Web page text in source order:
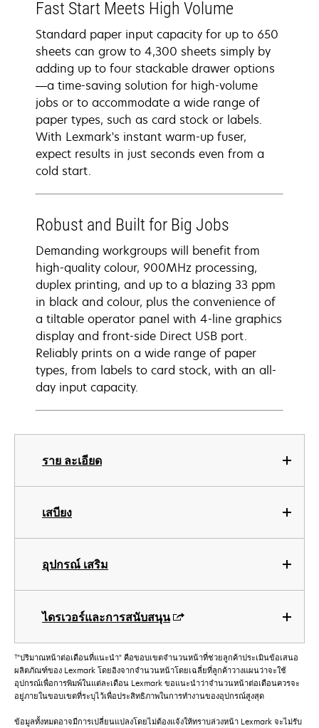
ราย ละเอียด
เสบียง
อุปกรณ์ เสริม
ไดรเวอร์และการสนับสนุน
Fast Start Meets High Volume
Standard paper input capacity for up to 650
sheets can grow to 4,300 sheets simply by
adding up to four stackable drawer options
—a time-saving solution for high-volume
jobs or to accommodate a wide range of
paper types, such as card stock or labels.
With Lexmark's instant warm-up fuser,
expect results in just seconds even from a
cold start.
Robust and Built for Big Jobs
Demanding workgroups will benefit from
high-quality colour, 900MHz processing,
duplex printing, and up to a blazing 33 ppm
in black and colour, plus the convenience of
a tiltable operator panel with 4-line graphics
display and front-side Direct USB port.
Reliably prints on a wide range of paper
types, from labels to card stock, with an all-
day input capacity.
†"ปริมาณหน้าต่อเดือนที่แนะนำ" คือขอบเขตจำนวนหน้าที่ช่วยลูกค้าประเมินข้อเสนอ
ผลิตภัณฑ์ของ Lexmark โดยอิงจากจำนวนหน้าโดยเฉลี่ยที่ลูกค้าวางแผนว่าจะใช้
อุปกรณ์เพื่อการพิมพ์ในแต่ละเดือน Lexmark ขอแนะนำว่าจำนวนหน้าต่อเดือนควรจะ
อยู่ภายในขอบเขตที่ระบุไว้เพื่อประสิทธิภาพในการทำงานของอุปกรณ์สูงสุด
ข้อมูลทั้งหมดอาจมีการเปลี่ยนแปลงโดยไม่ต้องแจ้งให้ทราบล่วงหน้า Lexmark จะไม่รับ